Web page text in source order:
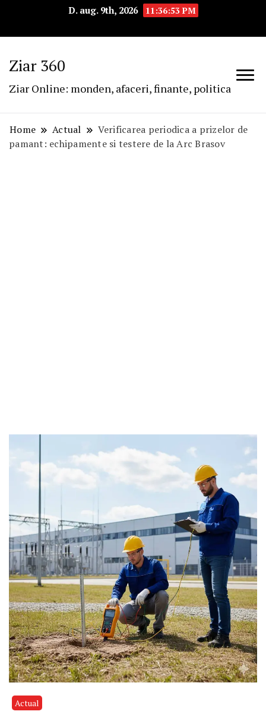
D. aug. 9th, 2026 11:36:54 PM
Ziar 360
Ziar Online: monden, afaceri, finante, politica
Home Actual
Verificarea periodica a prizelor de
pamant: echipamente si testere de la Arc Brasov
Actual